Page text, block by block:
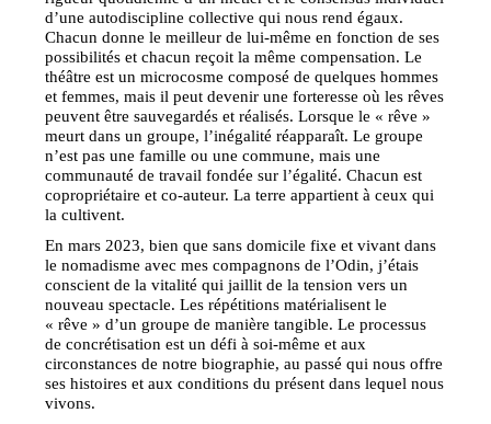
d’une autodiscipline collective qui nous rend égaux.
Chacun donne le meilleur de lui-même en fonction de ses
possibilités et chacun reçoit la même compensation. Le
théâtre est un microcosme composé de quelques hommes
et femmes, mais il peut devenir une forteresse où les rêves
peuvent être sauvegardés et réalisés. Lorsque le « rêve »
meurt dans un groupe, l’inégalité réapparaît. Le groupe
n’est pas une famille ou une commune, mais une
communauté de travail fondée sur l’égalité. Chacun est
copropriétaire et co-auteur. La terre appartient à ceux qui
la cultivent.
En mars 2023, bien que sans domicile fixe et vivant dans
le nomadisme avec mes compagnons de l’Odin, j’étais
conscient de la vitalité qui jaillit de la tension vers un
nouveau spectacle. Les répétitions matérialisent le
« rêve » d’un groupe de manière tangible. Le processus
de concrétisation est un défi à soi-même et aux
circonstances de notre biographie, au passé qui nous offre
ses histoires et aux conditions du présent dans lequel nous
vivons.